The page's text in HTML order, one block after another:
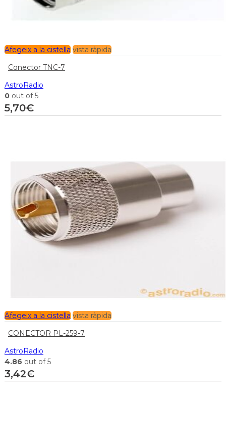
Afegeix a la cistella vista ràpida
Conector TNC-7
AstroRadio
0 out of 5
5,70€
Afegeix a la cistella vista ràpida
CONECTOR PL-259-7
AstroRadio
4.86 out of 5
3,42€